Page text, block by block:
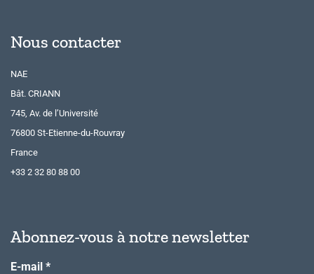
Nous contacter
NAE
Bât. CRIANN
745, Av. de l’Université
76800 St-Etienne-du-Rouvray
France
+33 2 32 80 88 00
Abonnez-vous à notre newsletter
E-mail *